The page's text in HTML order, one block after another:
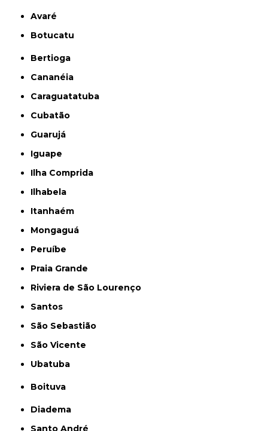
Avaré
Botucatu
Bertioga
Cananéia
Caraguatatuba
Cubatão
Guarujá
Iguape
Ilha Comprida
Ilhabela
Itanhaém
Mongaguá
Peruíbe
Praia Grande
Riviera de São Lourenço
Santos
São Sebastião
São Vicente
Ubatuba
Boituva
Diadema
Santo André